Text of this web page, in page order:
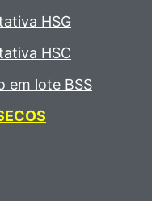
HSG
HSC
em lote BSS